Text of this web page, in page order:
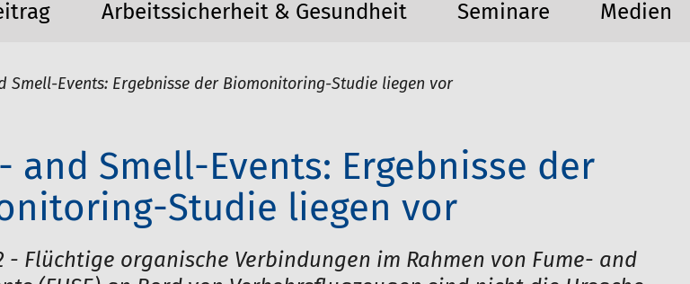
Arbeitssicherheit & Gesundheit Seminare Medien
Smell-Events: Ergebnisse der Biomonitoring-Studie liegen vor
and Smell-Events: Ergebnisse der
Studie liegen vor
- Flüchtige organische Verbindungen im Rahmen von Fume- and